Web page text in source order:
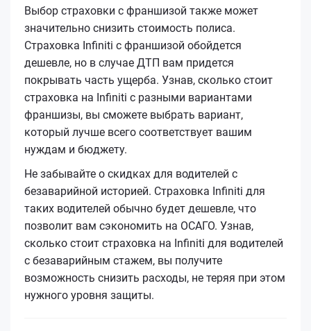
Выбор страховки с франшизой также может
значительно снизить стоимость полиса.
Страховка Infiniti с франшизой обойдется
дешевле, но в случае ДТП вам придется
покрывать часть ущерба. Узнав, сколько стоит
страховка на Infiniti с разными вариантами
франшизы, вы сможете выбрать вариант,
который лучше всего соответствует вашим
нуждам и бюджету.
Не забывайте о скидках для водителей с
безаварийной историей. Страховка Infiniti для
таких водителей обычно будет дешевле, что
позволит вам сэкономить на ОСАГО. Узнав,
сколько стоит страховка на Infiniti для водителей
с безаварийным стажем, вы получите
возможность снизить расходы, не теряя при этом
нужного уровня защиты.